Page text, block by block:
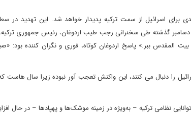
برای اسرائیل از سمت ترکیه پدیدار خواهد شد. این تهدید در
گذشته طی سخنرانی رجب طیب اردوغان، رئیس جمهوری
ببر.» پاسخ اردوغان کوتاه، فوری و نگران کننده بود:
را دنبال می کنند، این واکنش تعجب آور نبوده زیرا سال
نظامی ترکیه – به‌ویژه در زمینه موشک‌ها و پهپادها – در حال